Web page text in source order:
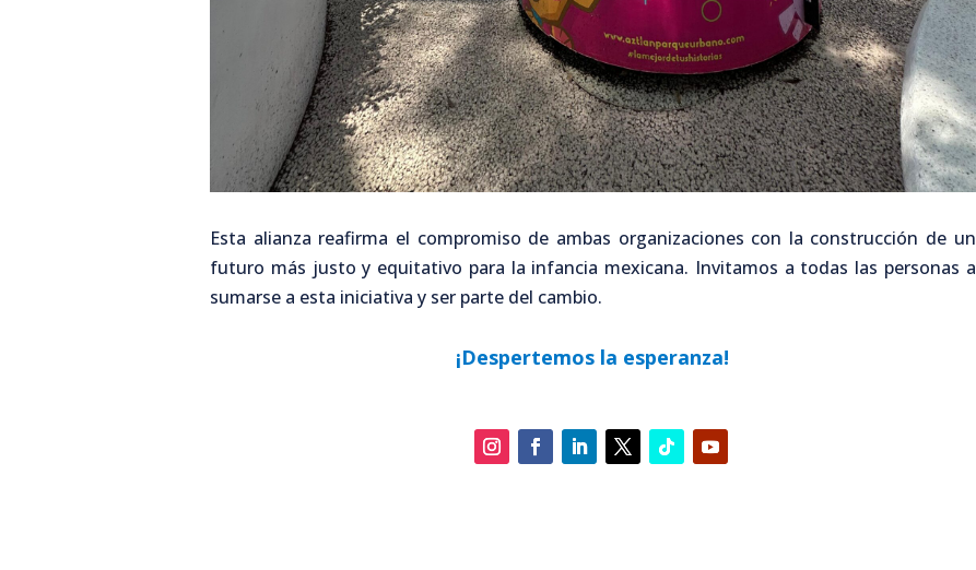
Esta alianza reafirma el compromiso de ambas organizaciones con la construcción de un
futuro más justo y equitativo para la infancia mexicana. Invitamos a todas las personas a
sumarse a esta iniciativa y ser parte del cambio.
¡Despertemos la esperanza!